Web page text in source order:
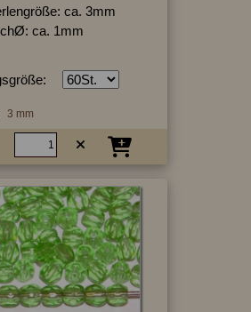
ca. 3mm
ca. 1mm
3 mm